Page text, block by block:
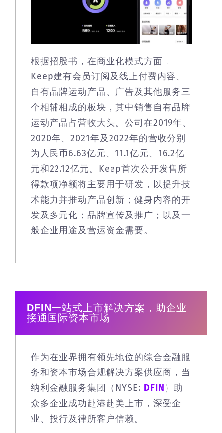
根据招股书，在商业化模式方面，
Keep建有会员订阅及线上付费内容、
自有品牌运动产品、广告及其他服务三
个相辅相成的板块，其中销售自有品牌
运动产品占营收大头。公司在2019年、
2020年、2021年及2022年的营收分别
为人民币6.63亿元、11.1亿元、16.2亿
元和22.12亿元。Keep首次公开发售所
得款项净额将主要用于研发，以提升技
术能力并推动产品创新；健身内容的开
发及多元化；品牌宣传及推广；以及一
般企业用途及营运资金需要。
DFIN一站式上市解决方案，助企业
接通国际资本市场
作为在业界拥有领先地位的综合金融服
务和资本市场合规解决方案供应商，当
纳利金融服务集团（NYSE: DFIN ）助
众多企业成功赴港赴美上市，深受企
业、投行及律所客户信赖。